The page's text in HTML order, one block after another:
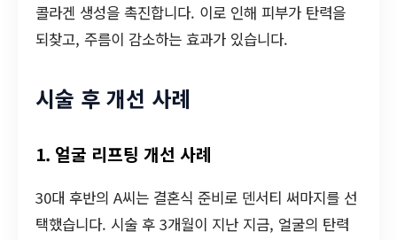
콜라겐 생성을 촉진합니다. 이로 인해 피부가 탄력을
되찾고, 주름이 감소하는 효과가 있습니다.
시술 후 개선 사례
1. 얼굴 리프팅 개선 사례
30대 후반의 A씨는 결혼식 준비로 덴서티 써마지를 선
택했습니다. 시술 후 3개월이 지난 지금, 얼굴의 탄력